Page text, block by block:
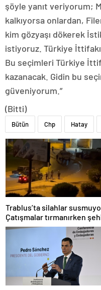
şöyle yanıt veriyorum;
kalkıyorsa onlardan,
kim gözyaşı dökerek
istiyoruz. Türkiye
Bu seçimleri Türkiye
kazanacak. Gidin bu
güveniyorum.”
(Bitti)
Bütün Chp Hatay
Trablus’ta silahlar
Çatışmalar tırmanırken
alarmda